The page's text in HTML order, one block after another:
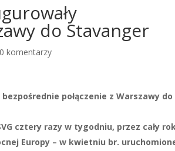
do Stavanger
0 komentarzy
połączenie z Warszawy do
cztery razy w tygodniu, przez cały
Europy – w kwietniu br.